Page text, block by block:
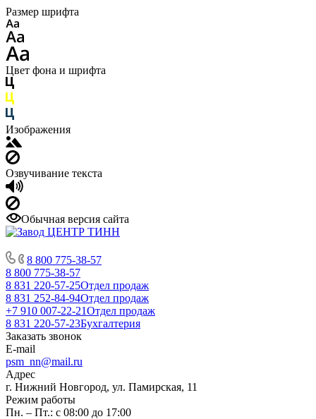
Размер шрифта
Цвет фона и шрифта
Изображения
Озвучивание текста
Обычная версия сайта
8 800 775-38-57
8 800 775-38-57
8 831 220-57-25Отдел продаж
8 831 252-84-94Отдел продаж
+7 910 007-22-21Отдел продаж
8 831 220-57-23Бухгалтерия
Заказать звонок
E-mail
psm_nn@mail.ru
Адрес
г. Нижний Новгород, ул. Памирская, 11
Режим работы
Пн. – Пт.: с 08:00 до 17:00